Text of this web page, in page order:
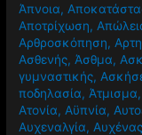
Άπνοια,
Αποτρίχωση,
Αρθροσκόπηση,
Ασθενής, Άσθμα,
γυμναστικής,
ποδηλασία, Άτμισμα,
Ατονία, Αϋπνία,
Αυχεναλγία, Αυχένας